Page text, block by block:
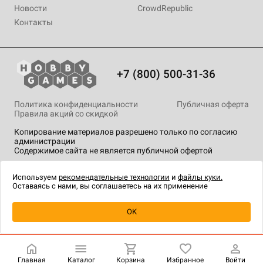
Уведомить о наличии
Новости
Контакты
CrowdRepublic
+7 (800) 500-31-36
Копирование материалов разрешено только по согласию
администрации
Содержимое сайта не является публичной офертой
Политика конфиденциальности
Публичная оферта
Правила акций со скидкой
технологии.
Главная Каталог Корзина Избранное Войти
Используем рекомендательные технологии и файлы куки.
Оставаясь с нами, вы соглашаетесь на их применение
OK